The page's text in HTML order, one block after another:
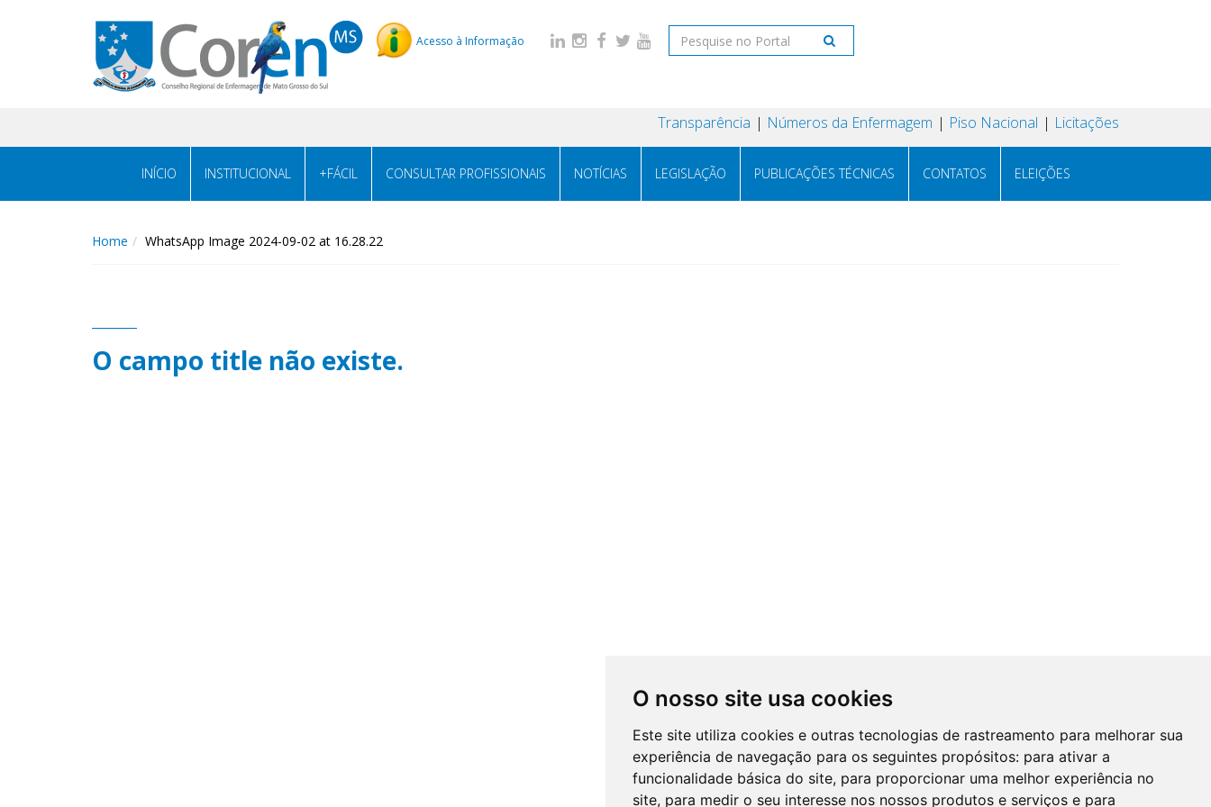
O nosso site usa cookies
Este site utiliza cookies e outras tecnologias de rastreamento para melhorar sua
experiência de navegação para os seguintes propósitos: para ativar a
funcionalidade básica do site, para proporcionar uma melhor experiência no
site, para medir o seu interesse nos nossos produtos e serviços e para
Acesso à Informação
Transparência Números da Enfermagem Piso Nacional Licitações
INÍCIO INSTITUCIONAL +FÁCIL CONSULTAR PROFISSIONAIS NOTÍCIAS LEGISLAÇÃO PUBLICAÇÕES TÉCNICAS CONTATOS ELEIÇÕES
Home WhatsApp Image 2024-09-02 at 16.28.22
O campo title não existe.